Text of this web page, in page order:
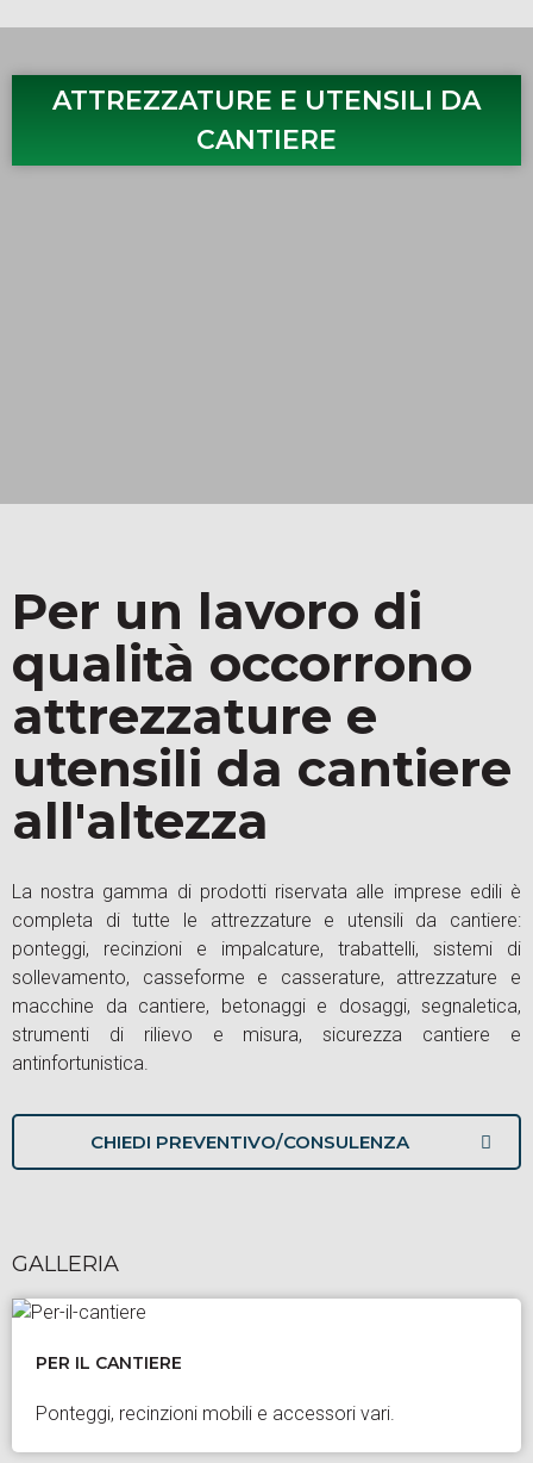
ATTREZZATURE E UTENSILI DA
CANTIERE
Per un lavoro di
qualità occorrono
attrezzature e
utensili da cantiere
all'altezza
La nostra gamma di prodotti riservata alle imprese edili è
completa di tutte le attrezzature e utensili da cantiere:
ponteggi, recinzioni e impalcature, trabattelli, sistemi di
sollevamento, casseforme e casserature, attrezzature e
macchine da cantiere, betonaggi e dosaggi, segnaletica,
strumenti di rilievo e misura, sicurezza cantiere e
antinfortunistica.
CHIEDI PREVENTIVO/CONSULENZA
GALLERIA
PER IL CANTIERE
Ponteggi, recinzioni mobili e accessori vari.